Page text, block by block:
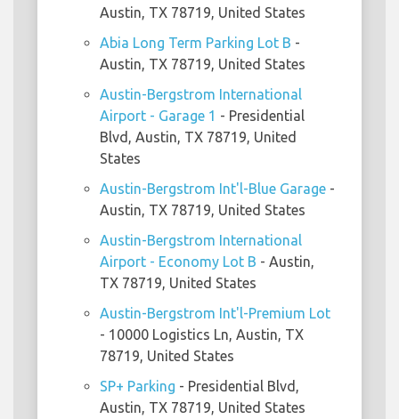
Austin, TX 78719, United States
Abia Long Term Parking Lot B -
Austin, TX 78719, United States
Austin-Bergstrom International
Airport - Garage 1 - Presidential
Blvd, Austin, TX 78719, United
States
Austin-Bergstrom Int'l-Blue Garage -
Austin, TX 78719, United States
Austin-Bergstrom International
Airport - Economy Lot B - Austin,
TX 78719, United States
Austin-Bergstrom Int'l-Premium Lot
- 10000 Logistics Ln, Austin, TX
78719, United States
SP+ Parking - Presidential Blvd,
Austin, TX 78719, United States